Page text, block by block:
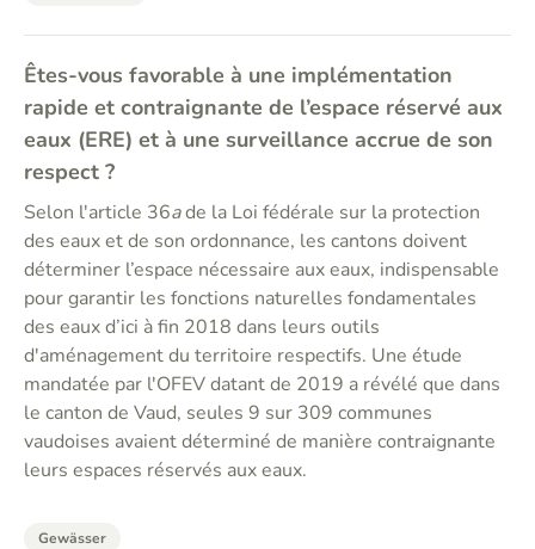
Êtes-vous favorable à une implémentation
rapide et contraignante de l’espace réservé aux
eaux (ERE) et à une surveillance accrue de son
respect ?
Selon l'article 36ade la Loi fédérale sur la protection
des eaux et de son ordonnance, les cantons doivent
déterminer l’espace nécessaire aux eaux, indispensable
pour garantir les fonctions naturelles fondamentales
des eaux d’ici à fin 2018 dans leurs outils
d'aménagement du territoire respectifs. Une étude
mandatée par l'OFEV datant de 2019 a révélé que dans
le canton de Vaud, seules 9 sur 309 communes
vaudoises avaient déterminé de manière contraignante
leurs espaces réservés aux eaux.
Gewässer